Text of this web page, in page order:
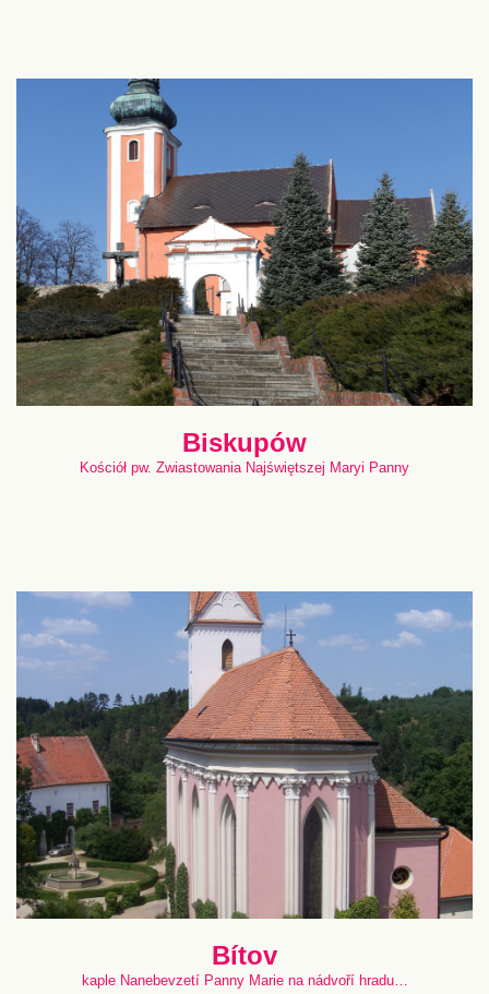
Biskupów
Kościół pw. Zwiastowania Najświętszej Maryi Panny
Bítov
kaple Nanebevzetí Panny Marie na nádvoří hradu…